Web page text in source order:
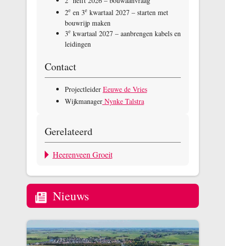
2een 3ekwartaal 2027 – starten met
bouwrijp maken
3ekwartaal 2027 – aanbrengen kabels en
leidingen
Contact
Projectleider Eeuwe de Vries
WijkmanagerNynke Talstra
Gerelateerd
Heerenveen Groeit
Nieuws